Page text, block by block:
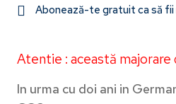
Abonează-te gratuit ca să
Atentie : această
In urma cu doi ani in